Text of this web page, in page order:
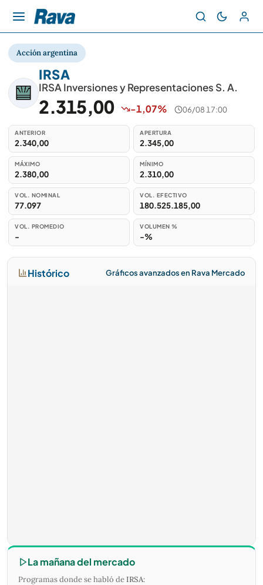
Acción argentina
IRSA
IRSA Inversiones y Representaciones S. A.
2.315,00 -1,07% 06/08 17:00
ANTERIOR
2.340,00
APERTURA
2.345,00
MÁXIMO
2.380,00
MÍNIMO
2.310,00
VOL. NOMINAL
77.097
VOL. EFECTIVO
180.525.185,00
VOL. PROMEDIO
-
VOLUMEN %
-%
Histórico Gráficos avanzados en Rava Mercado
La mañana del mercado
Programas donde se habló deIRSA: